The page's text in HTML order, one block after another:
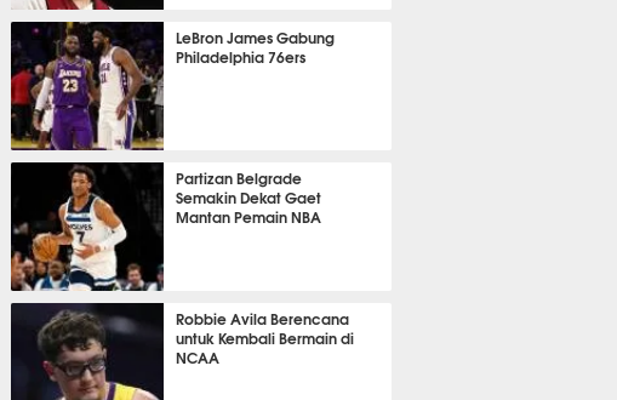
BASKET
LeBron James Gabung
Philadelphia 76ers
BASKET
Partizan Belgrade
Semakin Dekat Gaet
Mantan Pemain NBA
BASKET
Robbie Avila Berencana
untuk Kembali Bermain di
NCAA